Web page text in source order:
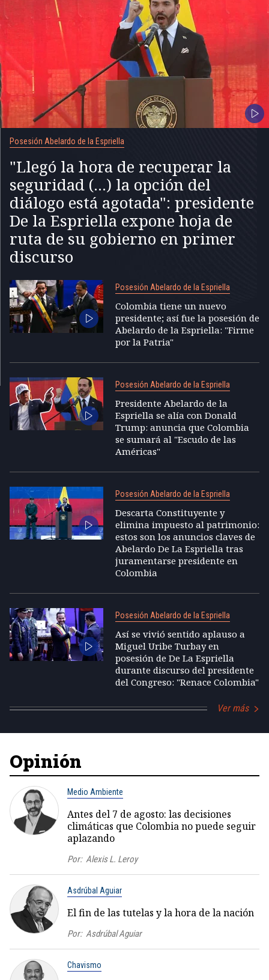
Posesión Abelardo de la Espriella
"Llegó la hora de recuperar la
seguridad (...) la opción del
diálogo está agotada": presidente
De la Espriella expone hoja de
ruta de su gobierno en primer
discurso
Posesión Abelardo de la Espriella
Colombia tiene un nuevo
presidente; así fue la posesión de
Abelardo de la Espriella: "Firme
por la Patria"
Posesión Abelardo de la Espriella
Presidente Abelardo de la
Espriella se alía con Donald
Trump: anuncia que Colombia
se sumará al "Escudo de las
Américas"
Posesión Abelardo de la Espriella
Descarta Constituyente y
elimina impuesto al patrimonio:
estos son los anuncios claves de
Abelardo De La Espriella tras
juramentarse presidente en
Colombia
Posesión Abelardo de la Espriella
Así se vivió sentido aplauso a
Miguel Uribe Turbay en
posesión de De La Espriella
durante discurso del presidente
del Congreso: "Renace Colombia"
Ver más
Opinión
Medio Ambiente
Antes del 7 de agosto: las decisiones
climáticas que Colombia no puede seguir
aplazando
Por: Alexis L. Leroy
Asdrúbal Aguiar
El fin de las tutelas y la hora de la nación
Por: Asdrúbal Aguiar
Chavismo